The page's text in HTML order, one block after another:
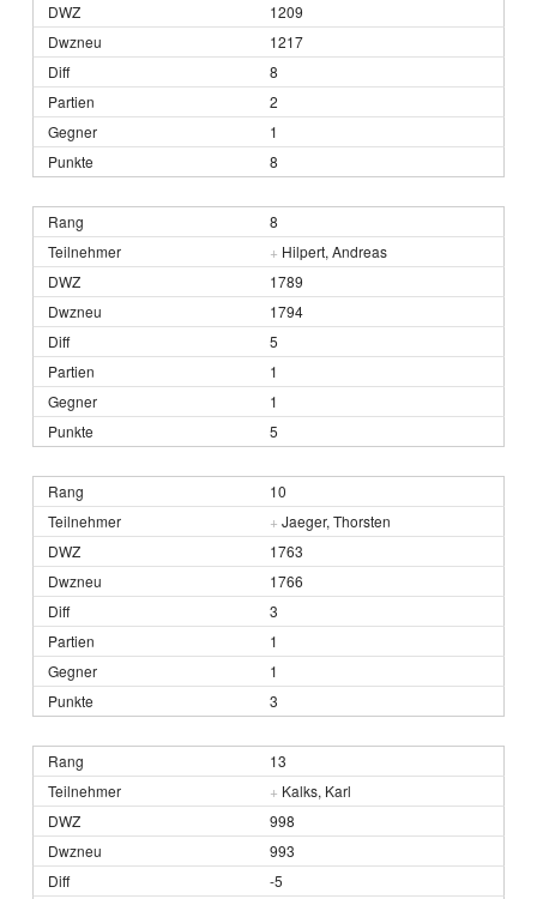
1209
1217
8
2
1
8
8
+ Hilpert, Andreas
1789
1794
5
1
1
5
10
+ Jaeger, Thorsten
1763
1766
3
1
1
3
13
+ Kalks, Karl
998
993
-5